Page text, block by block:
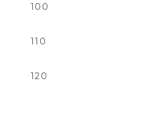
100
110
120